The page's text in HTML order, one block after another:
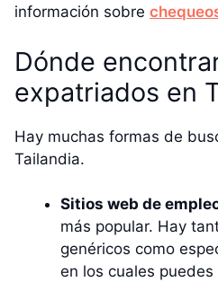
información sobre
Dónde
expatriados en
Hay muchas formas de
Tailandia.
Sitios web de
más popular. Hay
genéricos como
en los cuales puedes